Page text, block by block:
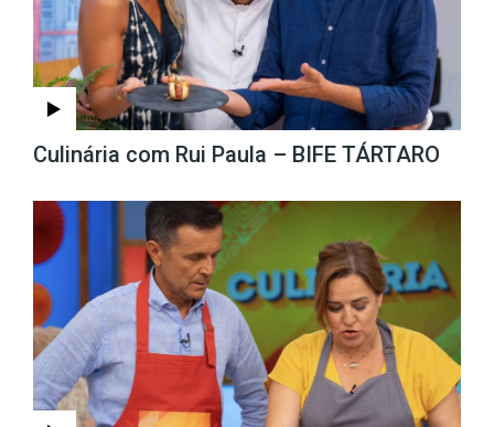
Culinária com Rui Paula – BIFE TÁRTARO